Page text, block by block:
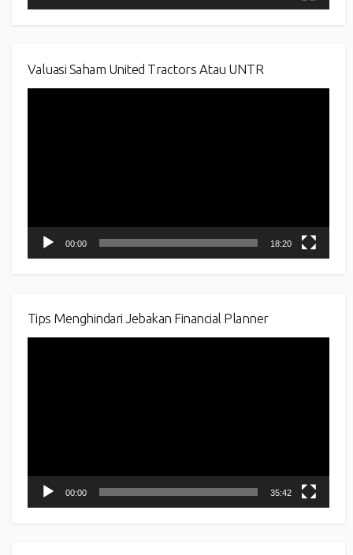
Valuasi Saham United Tractors Atau UNTR
00:00 18:20
Tips Menghindari Jebakan Financial Planner
00:00 35:42